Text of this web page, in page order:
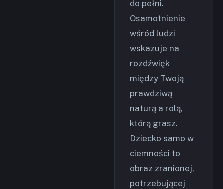
do pełni.
Osamotnienie
wśród ludzi
wskazuje na
rozdźwięk
między Twoją
prawdziwą
naturą a rolą,
którą grasz.
Dziecko samo w
ciemności to
obraz zranionej,
potrzebującej